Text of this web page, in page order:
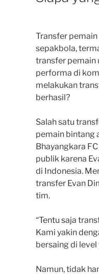
Transfer
sepakbola,
transfer pemain
performa di
melakukan
berhasil?
Salah satu
pemain bintang
Bhayangkara
publik karena
di Indonesia.
transfer Evan
tim.
“Tentu saja
Kami yakin
bersaing di level
Namun, tidak